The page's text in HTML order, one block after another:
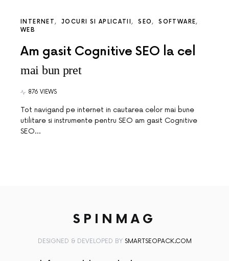
INTERNET JOCURI SI APLICATII SEO
SOFTWARE
WEB
Am gasit Cognitive SEO la cel
mai bun pret
876 VIEWS
Tot navigand pe internet in cautarea celor mai bune
utilitare si instrumente pentru SEO am gasit Cognitive
SEO…
SPINMAG
DESIGNED & DEVELOPED BY SMARTSEOPACK.COM